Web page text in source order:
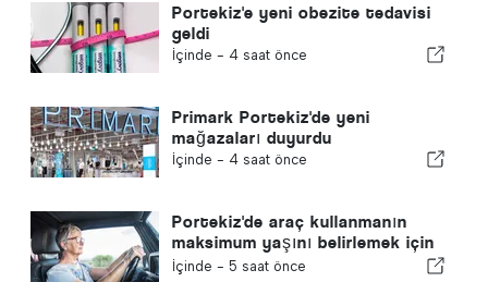
Portekiz'e yeni obezite tedavisi
geldi
İçinde - 4 saat önce
Primark Portekiz'de yeni
mağazaları duyurdu
İçinde - 4 saat önce
Portekiz'de araç kullanmanın
maksimum yaşını belirlemek için
yeni teklif
İçinde - 5 saat önce